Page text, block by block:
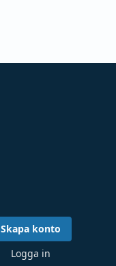
Skapa konto
Logga in